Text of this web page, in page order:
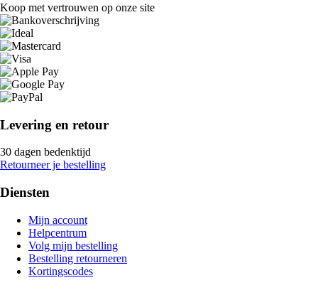
Koop met vertrouwen op onze site
Levering en retour
30 dagen bedenktijd
Retourneer je bestelling
Diensten
Mijn account
Helpcentrum
Volg mijn bestelling
Bestelling retourneren
Kortingscodes